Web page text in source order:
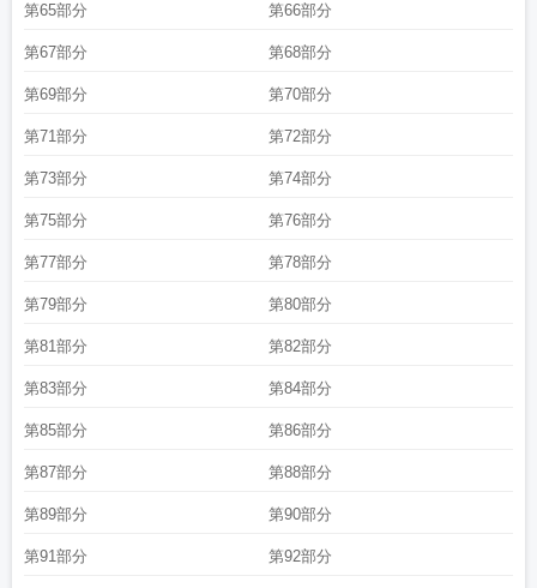
第65部分 第66部分
第67部分 第68部分
第69部分 第70部分
第71部分 第72部分
第73部分 第74部分
第75部分 第76部分
第77部分 第78部分
第79部分 第80部分
第81部分 第82部分
第83部分 第84部分
第85部分 第86部分
第87部分 第88部分
第89部分 第90部分
第91部分 第92部分